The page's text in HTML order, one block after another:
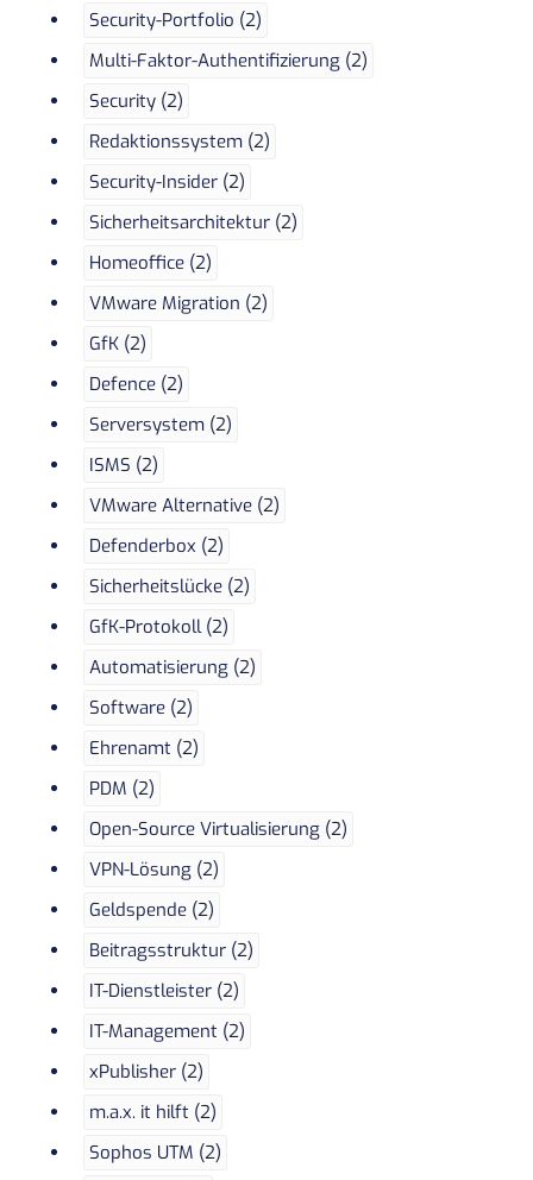
Security-Portfolio (2)
Multi-Faktor-Authentifizierung (2)
Security (2)
Redaktionssystem (2)
Security-Insider (2)
Sicherheitsarchitektur (2)
Homeoffice (2)
VMware Migration (2)
GfK (2)
Defence (2)
Serversystem (2)
ISMS (2)
VMware Alternative (2)
Defenderbox (2)
Sicherheitslücke (2)
GfK-Protokoll (2)
Automatisierung (2)
Software (2)
Ehrenamt (2)
PDM (2)
Open-Source Virtualisierung (2)
VPN-Lösung (2)
Geldspende (2)
Beitragsstruktur (2)
IT-Dienstleister (2)
IT-Management (2)
xPublisher (2)
m.a.x. it hilft (2)
Sophos UTM (2)